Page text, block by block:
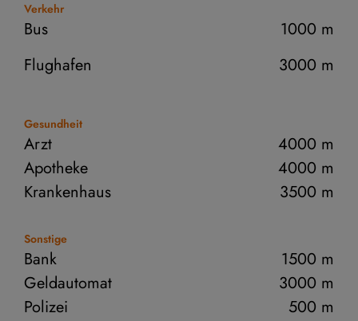
Verkehr
Bus
1000 m
Flughafen
3000 m
Gesundheit
Arzt
4000 m
Apotheke
4000 m
Krankenhaus
3500 m
Sonstige
Bank
1500 m
Geldautomat
3000 m
Polizei
500 m